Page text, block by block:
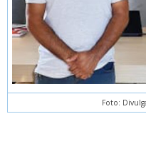
Foto: